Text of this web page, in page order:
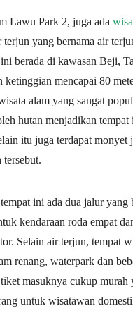
Lawu Park 2, juga ada
terjun yang bernama air
berada di kawasan Beji,
ketinggian mencapai 80
alam yang sangat
hutan menjadikan tempat
itu juga terdapat monyet
tersebut.
ini ada dua jalur yang
kendaraan roda empat
Selain air terjun, tempat
renang, waterpark dan
masuknya cukup murah
untuk wisatawan